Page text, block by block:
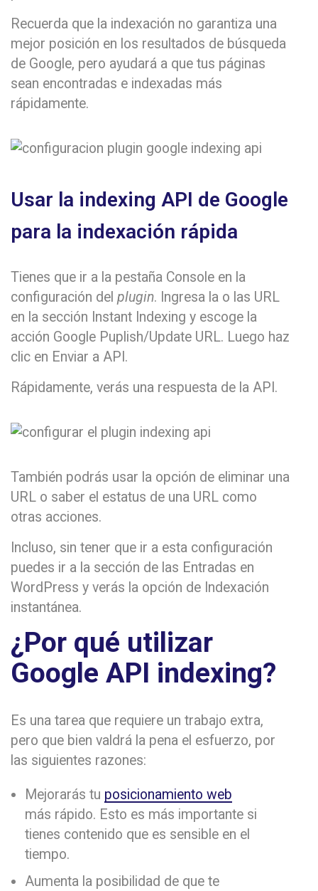
Recuerda que la indexación no garantiza una
mejor posición en los resultados de búsqueda
de Google, pero ayudará a que tus páginas
sean encontradas e indexadas más
rápidamente.
Usar la indexing API de Google
para la indexación rápida
Tienes que ir a la pestaña Console en la
configuración del plugin. Ingresa la o las URL
en la sección Instant Indexing y escoge la
acción Google Puplish/Update URL. Luego haz
clic en Enviar a API.
Rápidamente, verás una respuesta de la API.
También podrás usar la opción de eliminar una
URL o saber el estatus de una URL como
otras acciones.
Incluso, sin tener que ir a esta configuración
puedes ir a la sección de las Entradas en
WordPress y verás la opción de Indexación
instantánea.
¿Por qué utilizar
Google API indexing?
Es una tarea que requiere un trabajo extra,
pero que bien valdrá la pena el esfuerzo, por
las siguientes razones:
Mejorarás tu posicionamiento web
más rápido. Esto es más importante si
tienes contenido que es sensible en el
tiempo.
Aumenta la posibilidad de que te